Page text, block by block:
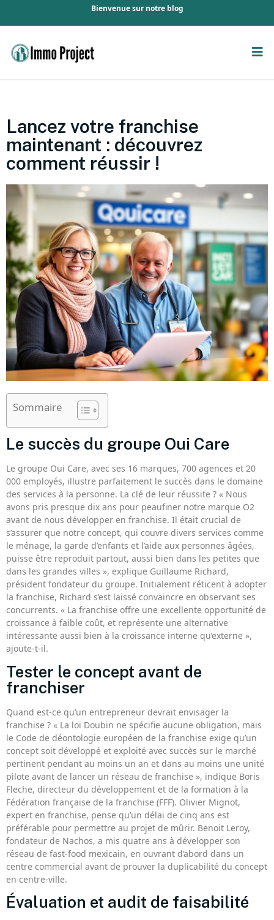
Bienvenue sur notre blog
Lancez votre franchise
maintenant : découvrez
comment réussir !
Sommaire
Le succès du groupe Oui Care
Le groupe Oui Care, avec ses 16 marques, 700 agences et 20
000 employés, illustre parfaitement le succès dans le domaine
des services à la personne. La clé de leur réussite ? « Nous
avons pris presque dix ans pour peaufiner notre marque O2
avant de nous développer en franchise. Il était crucial de
s’assurer que notre concept, qui couvre divers services comme
le ménage, la garde d’enfants et l’aide aux personnes âgées,
puisse être reproduit partout, aussi bien dans les petites que
dans les grandes villes », explique Guillaume Richard,
président fondateur du groupe. Initialement réticent à adopter
la franchise, Richard s’est laissé convaincre en observant ses
concurrents. « La franchise offre une excellente opportunité de
croissance à faible coût, et représente une alternative
intéressante aussi bien à la croissance interne qu’externe »,
ajoute-t-il.
Tester le concept avant de
franchiser
Quand est-ce qu’un entrepreneur devrait envisager la
franchise ? « La loi Doubin ne spécifie aucune obligation, mais
le Code de déontologie européen de la franchise exige qu’un
concept soit développé et exploité avec succès sur le marché
pertinent pendant au moins un an et dans au moins une unité
pilote avant de lancer un réseau de franchise », indique Boris
Fleche, directeur du développement et de la formation à la
Fédération française de la franchise (FFF). Olivier Mignot,
expert en franchise, pense qu’un délai de cinq ans est
préférable pour permettre au projet de mûrir. Benoit Leroy,
fondateur de Nachos, a mis quatre ans à développer son
réseau de fast-food mexicain, en ouvrant d’abord dans un
centre commercial avant de prouver la duplicabilité du concept
en centre-ville.
Évaluation et audit de faisabilité